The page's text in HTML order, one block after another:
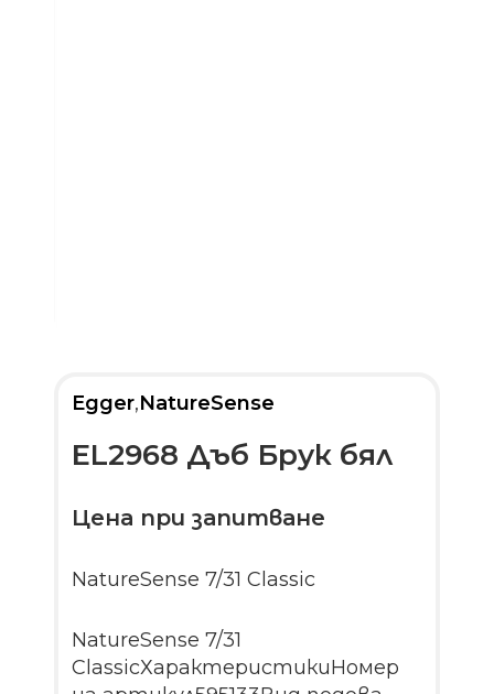
Egger,NatureSense
EL2968 Дъб Брук бял
Цена при запитване
NatureSense 7/31 Classic
NatureSense 7/31
ClassicХарактеристикиНомер